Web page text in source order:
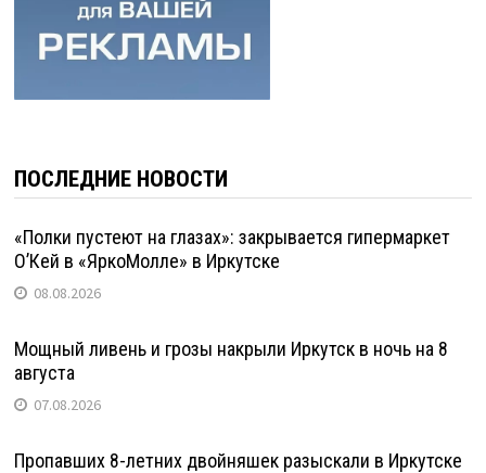
ПОСЛЕДНИЕ НОВОСТИ
«Полки пустеют на глазах»: закрывается гипермаркет
О’Кей в «ЯркоМолле» в Иркутске
08.08.2026
Мощный ливень и грозы накрыли Иркутск в ночь на 8
августа
07.08.2026
Пропавших 8-летних двойняшек разыскали в Иркутске